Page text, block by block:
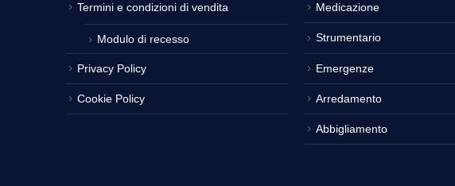
Termini e condizioni di vendita
Modulo di recesso
Privacy Policy
Cookie Policy
Medicazione
Strumentario
Emergenze
Arredamento
Abbigliamento